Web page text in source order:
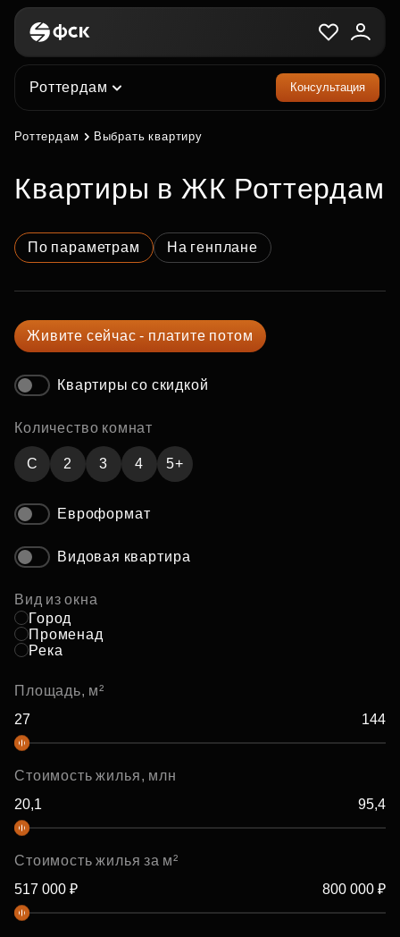
Роттердам Консультация
Роттердам Выбрать квартиру
квартиры в ЖК Роттердам
По параметрам На генплане
Живите сейчас - платите потом
Квартиры со скидкой
Количество комнат
C 2 3 4 5+
Евроформат
Видовая квартира
Вид из окна
Город
Променад
Река
Площадь, м²
Стоимость жилья, млн
Стоимость жилья за м²